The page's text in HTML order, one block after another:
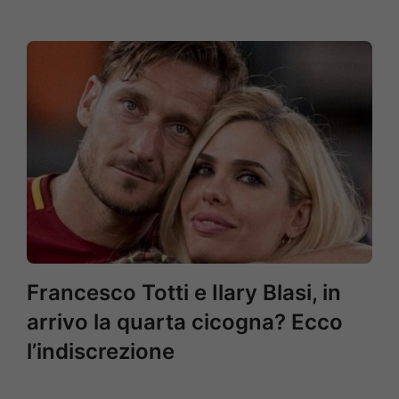
Francesco Totti e Ilary Blasi, in
arrivo la quarta cicogna? Ecco
l’indiscrezione